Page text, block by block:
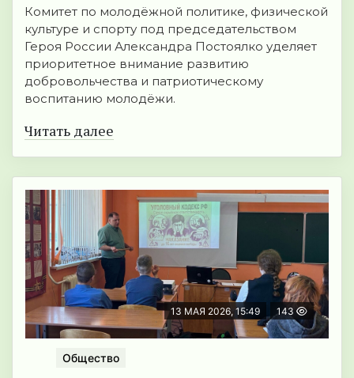
Комитет по молодёжной политике, физической
культуре и спорту под председательством
Героя России Александра Постоялко уделяет
приоритетное внимание развитию
добровольчества и патриотическому
воспитанию молодёжи.
Читать далее
13 МАЯ 2026, 15:49 143
Общество